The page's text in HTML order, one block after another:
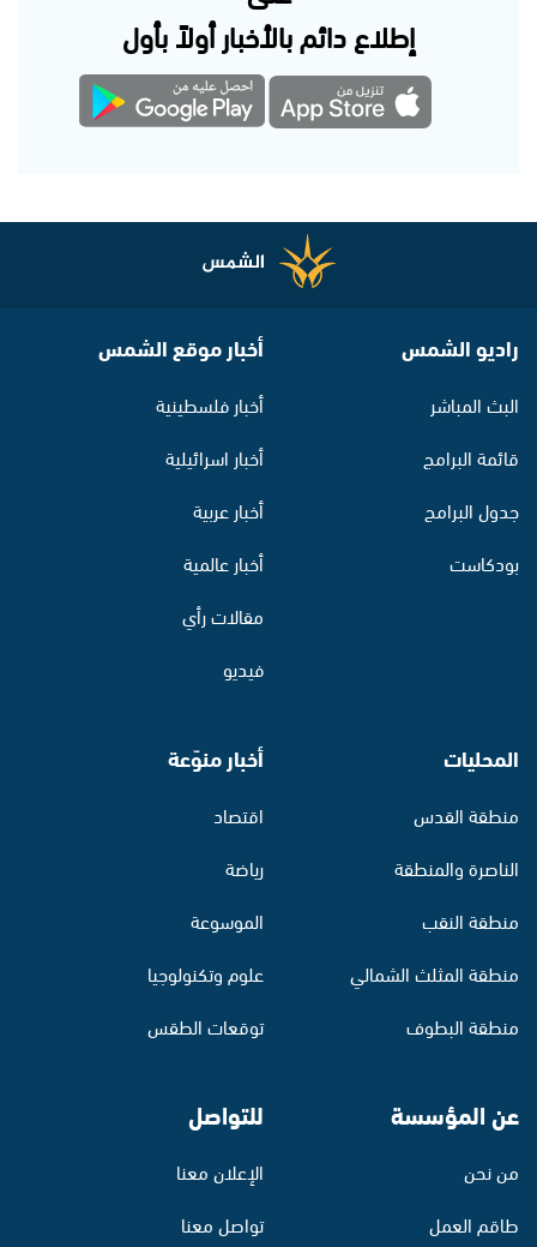
إطلاع دائم بالأخبار أولاً بأول
راديو الشمس
البث المباشر
قائمة البرامج
جدول البرامج
بودكاست
أخبار موقع الشمس
أخبار فلسطينية
أخبار اسرائيلية
أخبار عربية
أخبار عالمية
مقالات رأي
فيديو
المحليات
منطقة القدس
الناصرة والمنطقة
منطقة النقب
منطقة المثلث الشمالي
منطقة البطوف
أخبار منوّعة
اقتصاد
رياضة
الموسوعة
علوم وتكنولوجيا
توقعات الطقس
عن المؤسسة
من نحن
طاقم العمل
للتواصل
الإعلان معنا
تواصل معنا